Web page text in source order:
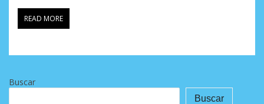
READ MORE
Buscar
Buscar